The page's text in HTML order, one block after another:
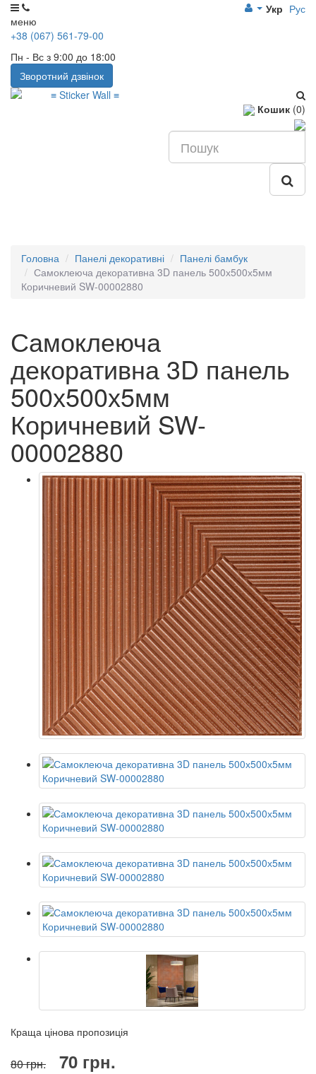
меню
Укр Рус
+38 (067) 561-79-00
Пн - Вс з 9:00 до 18:00
Зворотний дзвінок
Кошик (0)
Головна Панелі декоративні
Панелі бамбук
Самоклеюча декоративна 3D панель 500х500х5мм
Коричневий SW-00002880
Самоклеюча
декоративна 3D панель
500х500х5мм
Коричневий SW-
00002880
Краща цінова пропозиція
80 грн. 70 грн.